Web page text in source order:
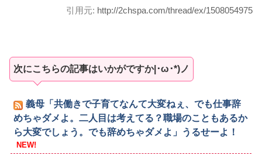
引用元: http://2chspa.com/thread/ex/1508054975
次にこちらの記事はいかがですか|･ω･*)ノ
義母「共働きで子育てなんて大変ねぇ、でも仕事辞
めちゃダメよ。二人目は考えてる？職場のこともあるか
ら大変でしょう。でも辞めちゃダメよ」うるせーよ！
NEW!